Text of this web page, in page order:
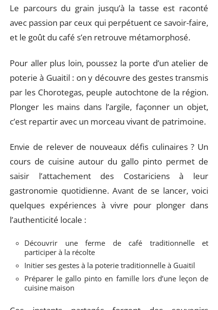
Le parcours du grain jusqu’à la tasse est raconté
avec passion par ceux qui perpétuent ce savoir-faire,
et le goût du café s’en retrouve métamorphosé.
Pour aller plus loin, poussez la porte d’un atelier de
poterie à Guaitil : on y découvre des gestes transmis
par les Chorotegas, peuple autochtone de la région.
Plonger les mains dans l’argile, façonner un objet,
c’est repartir avec un morceau vivant de patrimoine.
Envie de relever de nouveaux défis culinaires ? Un
cours de cuisine autour du gallo pinto permet de
saisir l’attachement des Costariciens à leur
gastronomie quotidienne. Avant de se lancer, voici
quelques expériences à vivre pour plonger dans
l’authenticité locale :
Découvrir une ferme de café traditionnelle et
participer à la récolte
Initier ses gestes à la poterie traditionnelle à Guaitil
Préparer le gallo pinto en famille lors d’une leçon de
cuisine maison